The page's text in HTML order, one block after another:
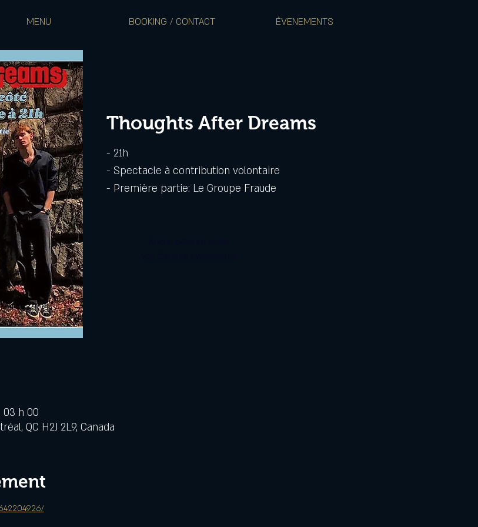
MENU BOOKING / CONTACT ÉVENEMENTS
Thoughts After Dreams
- 21h
- Spectacle à contribution volontaire
- Première partie: Le Groupe Fraude
03 h 00
QC H2J 2L9, Canada